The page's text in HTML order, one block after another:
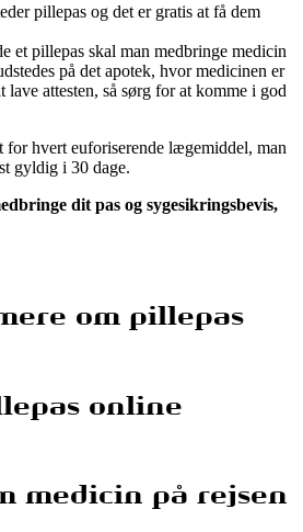
pillepas og det er gratis at få dem
et pillepas skal man medbringe medicin
på det apotek, hvor medicinen er
lave attesten, så sørg for at komme i god
for hvert euforiserende lægemiddel, man
gyldig i 30 dage.
dit pas og sygesikringsbevis,
om pillepas
online
medicin på rejsen